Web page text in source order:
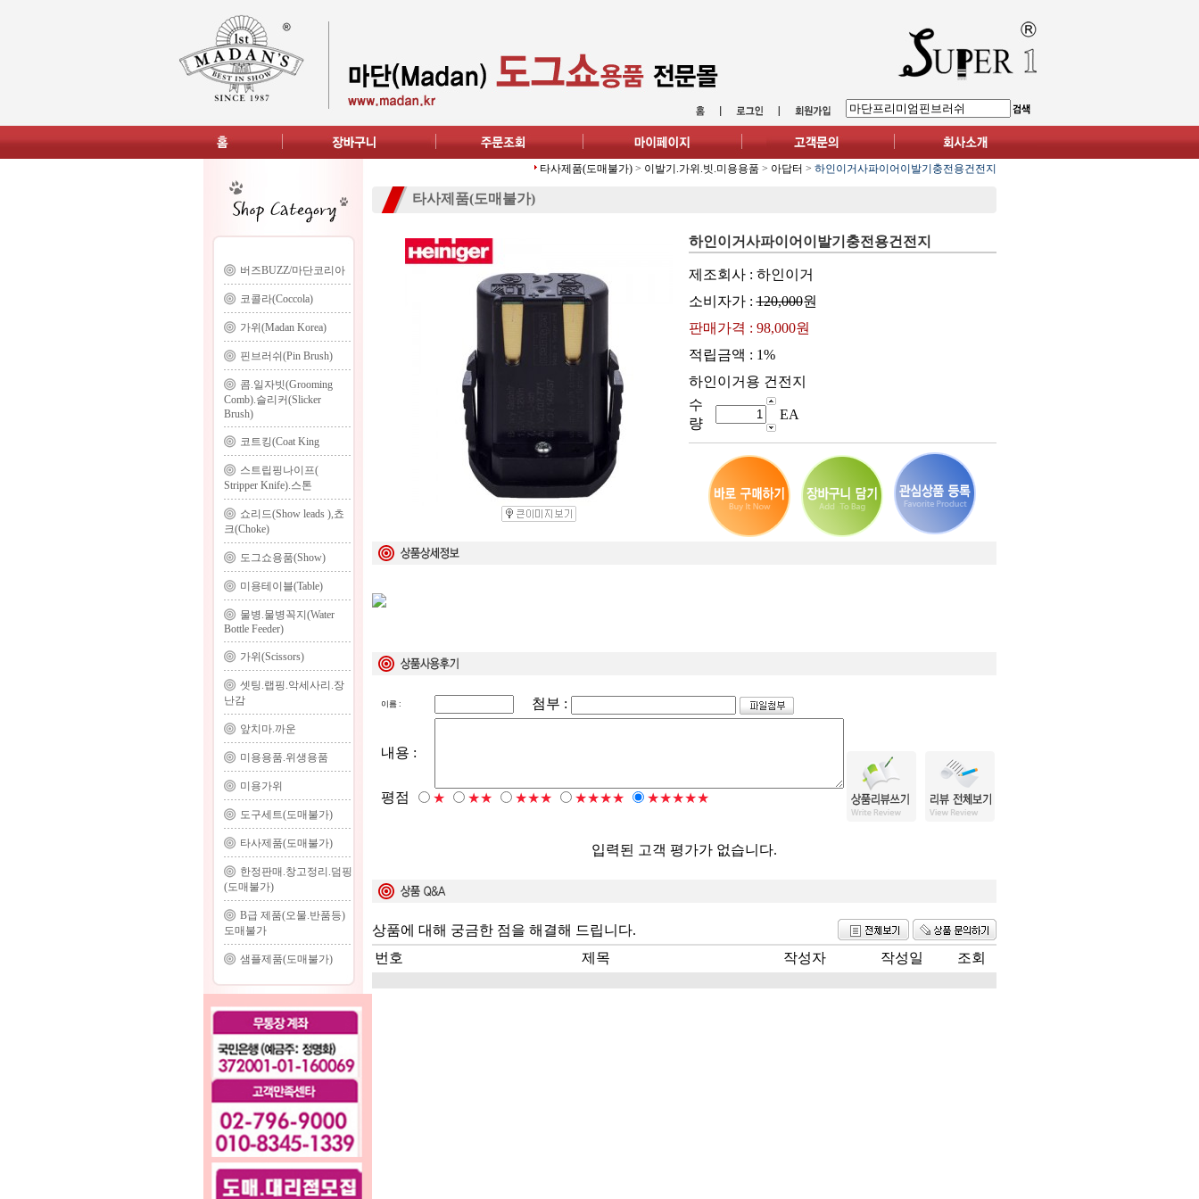
버즈BUZZ/마단코리아
코콜라(Coccola)
가위(Madan Korea)
핀브러쉬(Pin Brush)
콤.일자빗(Grooming
Comb).슬리커(Slicker
Brush)
코트킹(Coat King
스트립핑나이프(
Stripper Knife).스톤
쇼리드(Show leads ),쵸
크(Choke)
도그쇼용품(Show)
미용테이블(Table)
물병.물병꼭지(Water
Bottle Feeder)
가위(Scissors)
셋팅.랩핑.악세사리.장
난감
앞치마.까운
미용용품.위생용품
미용가위
도구세트(도매불가)
타사제품(도매불가)
한정판매.창고정리.덤핑
(도매불가)
B급 제품(오물.반품등)
도매불가
샘플제품(도매불가)
타사제품(도매불가) > 이발기.가위.빗.미용용품 > 아답터 > 하인이거사파이어이발기충전용건전지
타사제품(도매불가)
하인이거사파이어이발기충전용건전지
제조회사 : 하인이거
소비자가 :120,000원
판매가격 : 98,000원
적립금액 : 1%
하인이거용 건전지
수
량
EA
이름 : 첨부 :
내용 :
평점 ★ ★★ ★★★ ★★★★ ★★★★★
입력된 고객 평가가 없습니다.
상품에 대해 궁금한 점을 해결해 드립니다.
번호
제목 작성자 작성일 조회